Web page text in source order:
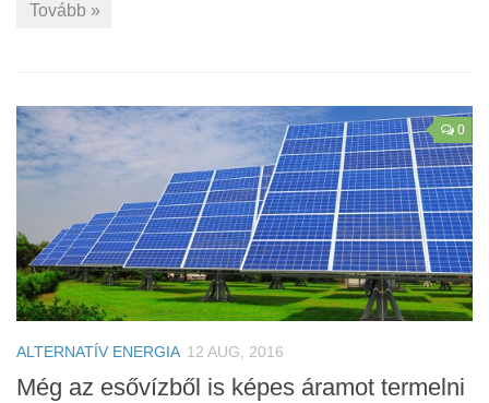
Tovább »
0
ALTERNATÍV ENERGIA 12 AUG, 2016
Még az esővízből is képes áramot termelni